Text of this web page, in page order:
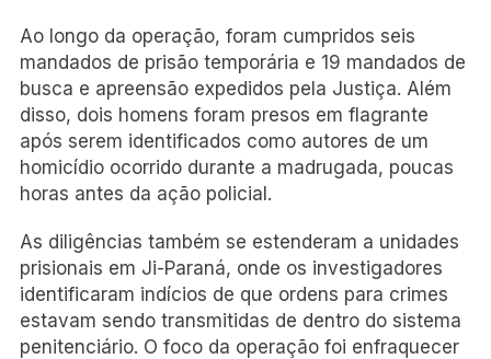
Ao longo da operação, foram cumpridos seis
mandados de prisão temporária e 19 mandados de
busca e apreensão expedidos pela Justiça. Além
disso, dois homens foram presos em flagrante
após serem identificados como autores de um
homicídio ocorrido durante a madrugada, poucas
horas antes da ação policial.
As diligências também se estenderam a unidades
prisionais em Ji-Paraná, onde os investigadores
identificaram indícios de que ordens para crimes
estavam sendo transmitidas de dentro do sistema
penitenciário. O foco da operação foi enfraquecer